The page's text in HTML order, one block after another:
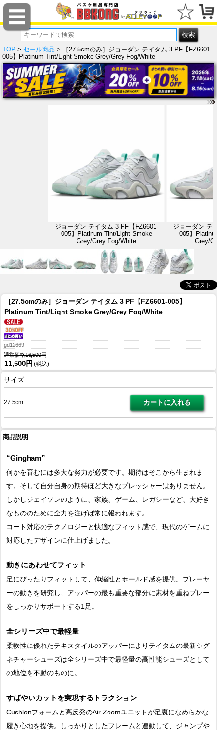
TOP > セール商品 > ［27.5cmのみ］ジョーダン テイタム 3 PF【FZ6601-
005】Platinum Tint/Light Smoke Grey/Grey Fog/White
ジョーダン テイタム 3 PF【FZ6601-
005】Platinum Tint/Light Smoke
Grey/Grey Fog/White
ジョーダン テ
005】
Grey/
［27.5cmのみ］ジョーダン テイタム 3 PF【FZ6601-005】
Platinum Tint/Light Smoke Grey/Grey Fog/White
gd12669
通常価格16,500円
11,500円 (税込)
サイズ
27.5cm
商品説明
“Gingham”
何かを育むには多大な努力が必要です。期待はそこから生まれま
す。そして自分自身の期待ほど大きなプレッシャーはありません。
しかしジェイソンのように、家族、ゲーム、レガシーなど、大好き
なもののために全力を注げば常に報われます。
コート対応のテクノロジーと快適なフィット感で、現代のゲームに
対応したデザインに仕上げました。
動きにあわせてフィット
足にぴったりフィットして、伸縮性とホールド感を提供。プレーヤ
ーの動きを研究し、アッパーの最も重要な部分に素材を重ねプレー
をしっかりサポートする1足。
全シリーズ中で最軽量
柔軟性に優れたテキスタイルのアッパーによりテイタムの最新シグ
ネチャーシューズは全シリーズ中で最軽量の高性能シューズとして
の地位を不動のものに。
すばやいカットを実現するトラクション
Cushlonフォームと高反発のAir Zoomユニットが足裏になめらかな
履き心地を提供。しっかりとしたフレームと連動して、ジャンプや